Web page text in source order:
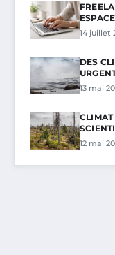
14 juillet
DES
13 mai
CLIMAT
12 mai